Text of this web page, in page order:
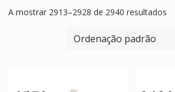
A mostrar 2913–2928 de 2940 resultados